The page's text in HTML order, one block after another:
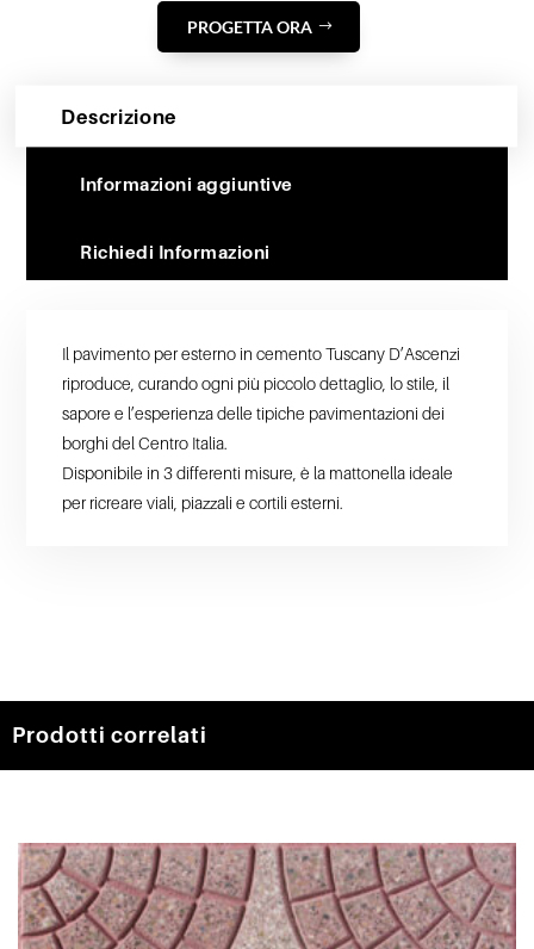
PROGETTA ORA
Descrizione
Informazioni aggiuntive
Richiedi Informazioni
Il pavimento per esterno in cemento Tuscany D’Ascenzi
riproduce, curando ogni più piccolo dettaglio, lo stile, il
sapore e l’esperienza delle tipiche pavimentazioni dei
borghi del Centro Italia.
Disponibile in 3 differenti misure, è la mattonella ideale
per ricreare viali, piazzali e cortili esterni.
Prodotti correlati